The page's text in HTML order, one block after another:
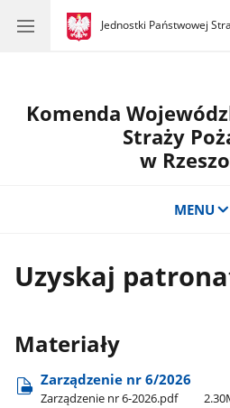
gov.pl
Jednostki Państwowej
gov.pl
Jednostki
Komenda
Straży
w
MENU
Uzyskaj
Materiały
Zarządzenie nr 6/2026
Zarządzenie nr 6-2026.pdf